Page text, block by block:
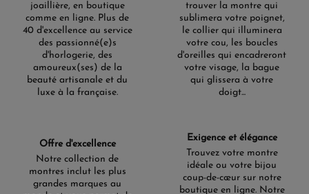
joaillière, en boutique
comme en ligne. Plus de
40 d'excellence au service
des passionné(e)s
d'horlogerie, des
amoureux(ses) de la
beauté artisanale et du
luxe à la française.
trouver la montre qui
sublimera votre poignet,
le collier qui illuminera
votre cou, les boucles
d'oreilles qui encadreront
votre visage, la bague
qui glissera à votre
doigt...
Offre d'excellence
Notre collection de
montres inclut les plus
grandes marques au
Exigence et élégance
Trouvez votre montre
idéale ou votre bijou
coup-de-cœur sur notre
boutique en ligne. Notre